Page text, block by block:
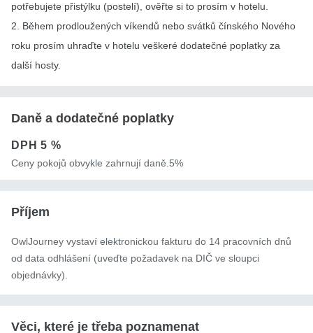
potřebujete přistýlku (postelí), ověřte si to prosím v hotelu.
2. Během prodloužených víkendů nebo svátků čínského Nového
roku prosím uhraďte v hotelu veškeré dodatečné poplatky za
další hosty.
Daně a dodatečné poplatky
DPH5 %
Ceny pokojů obvykle zahrnují daně.5%
Příjem
OwlJourney vystaví elektronickou fakturu do 14 pracovních dnů
od data odhlášení (uveďte požadavek na DIČ ve sloupci
objednávky).
Věci, které je třeba poznamenat